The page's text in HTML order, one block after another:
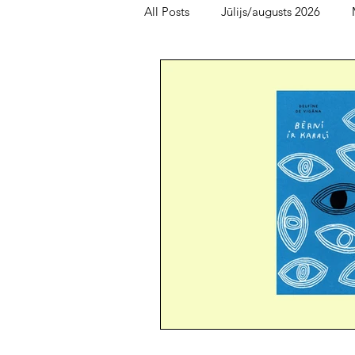
All Posts Jūlijs/augusts 2026
oktobris/novembris 2025
marts/
augusts/septembris 2024
novembris/decembris 2023